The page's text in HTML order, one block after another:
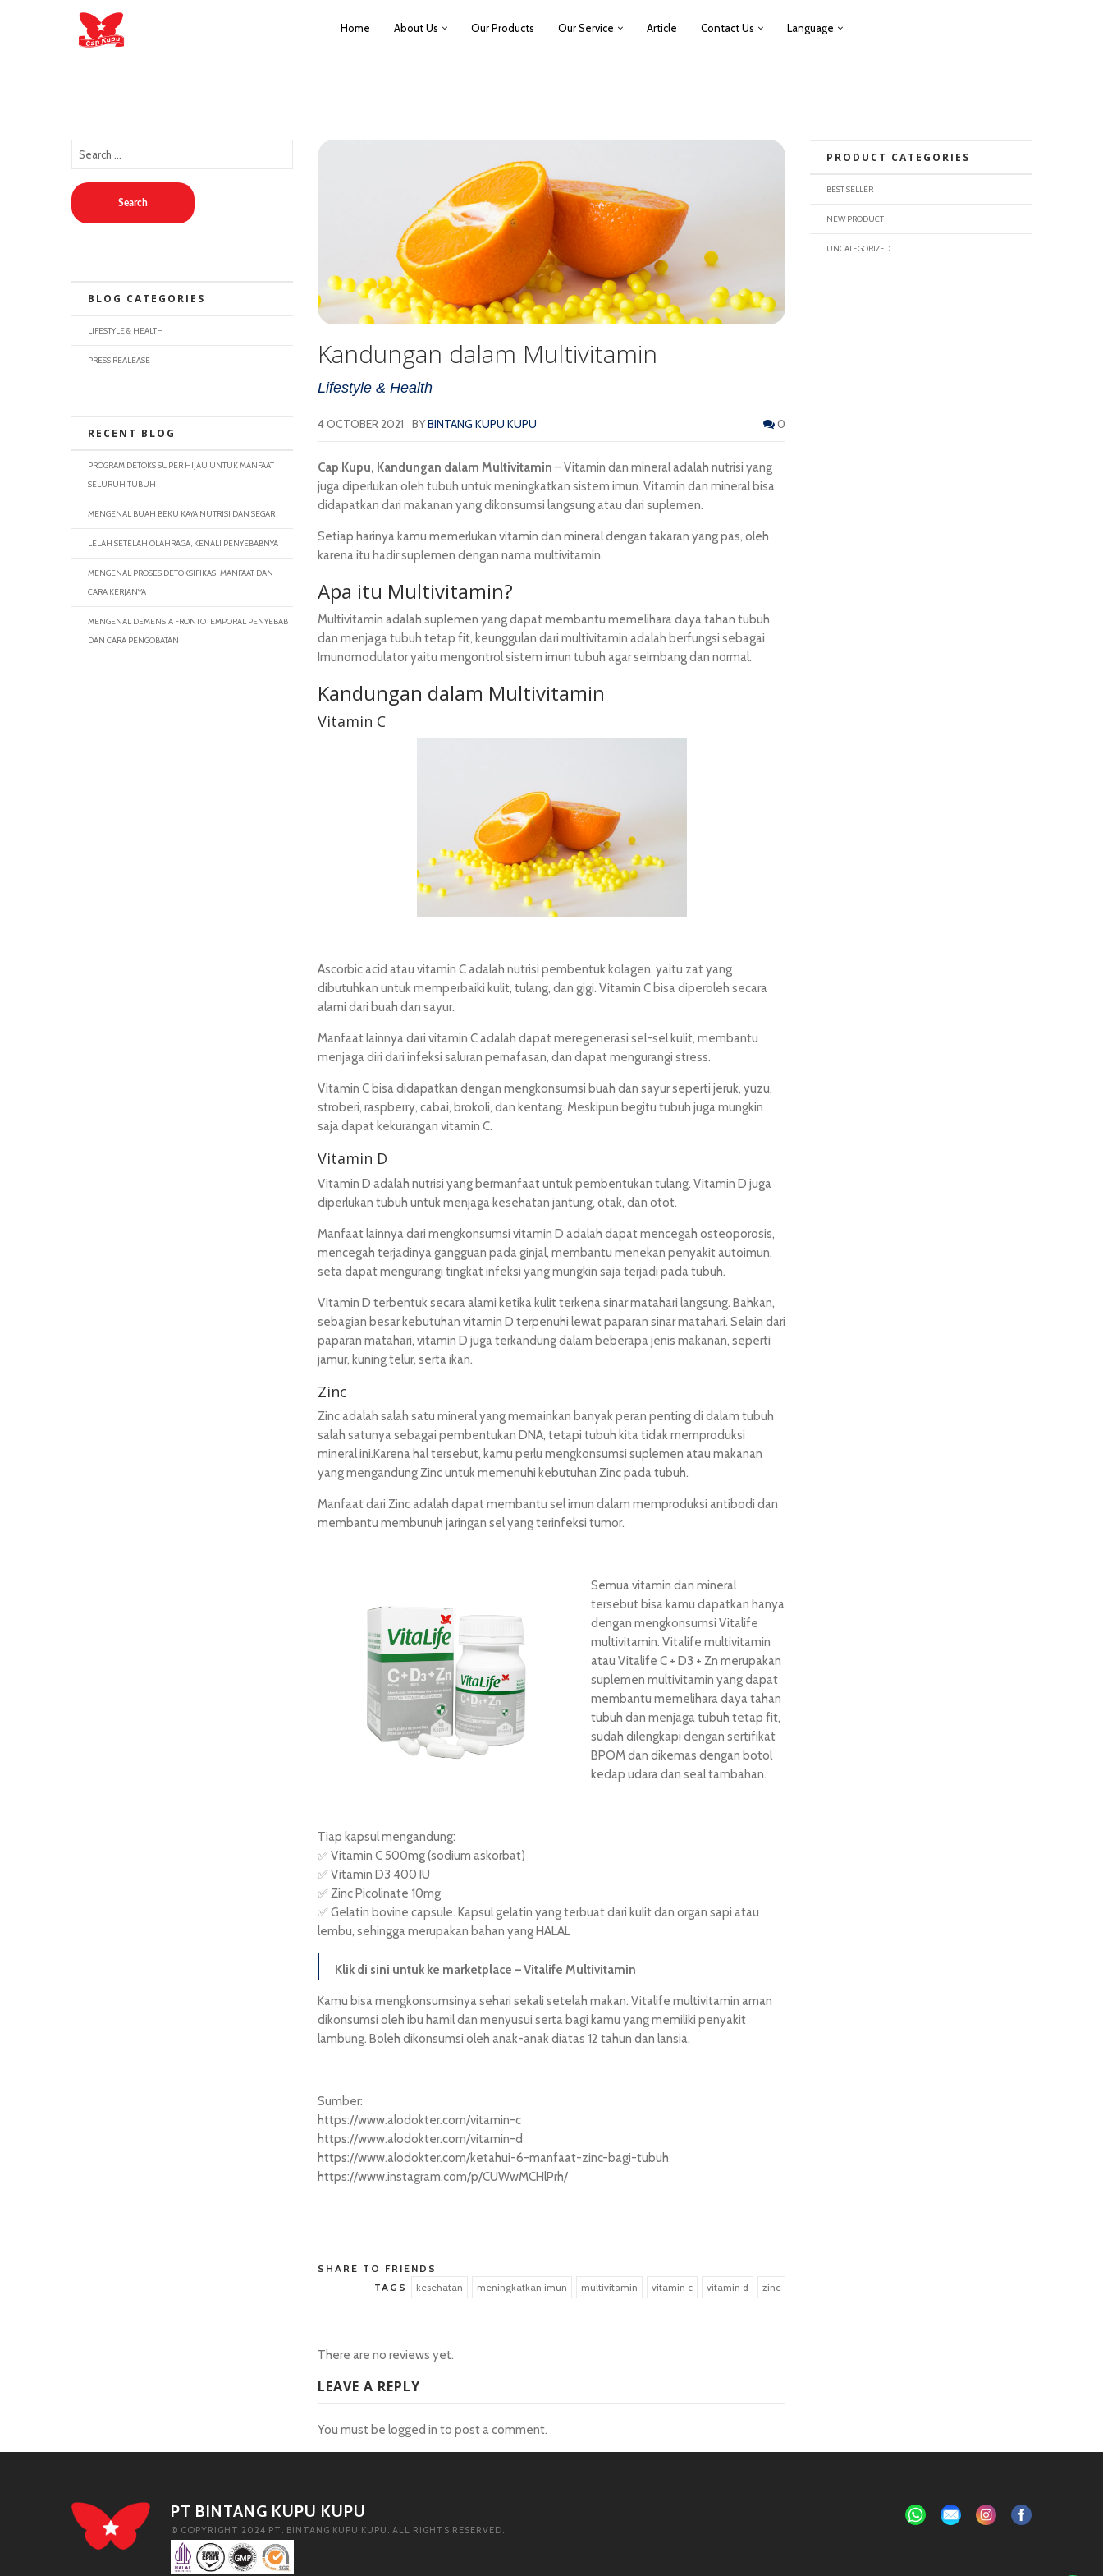
Home About Us Our Products Our Service Article Contact Us Language
Kandungan dalam Multivitamin
Lifestyle & Health
4 OCTOBER 2021 BYBINTANG KUPU KUPU 0
Cap Kupu, Kandungan dalam Multivitamin – Vitamin dan mineral adalah nutrisi yang
juga diperlukan oleh tubuh untuk meningkatkan sistem imun. Vitamin dan mineral bisa
didapatkan dari makanan yang dikonsumsi langsung atau dari suplemen.
Setiap harinya kamu memerlukan vitamin dan mineral dengan takaran yang pas, oleh
karena itu hadir suplemen dengan nama multivitamin.
Apa itu Multivitamin?
Multivitamin adalah suplemen yang dapat membantu memelihara daya tahan tubuh
dan menjaga tubuh tetap fit, keunggulan dari multivitamin adalah berfungsi sebagai
Imunomodulator yaitu mengontrol sistem imun tubuh agar seimbang dan normal.
Kandungan dalam Multivitamin
Vitamin C
Ascorbic acid atau vitamin C adalah nutrisi pembentuk kolagen, yaitu zat yang
dibutuhkan untuk memperbaiki kulit, tulang, dan gigi. Vitamin C bisa diperoleh secara
alami dari buah dan sayur.
Manfaat lainnya dari vitamin C adalah dapat meregenerasi sel-sel kulit, membantu
menjaga diri dari infeksi saluran pernafasan, dan dapat mengurangi stress.
Vitamin C bisa didapatkan dengan mengkonsumsi buah dan sayur seperti jeruk, yuzu,
stroberi, raspberry, cabai, brokoli, dan kentang. Meskipun begitu tubuh juga mungkin
saja dapat kekurangan vitamin C.
Vitamin D
Vitamin D adalah nutrisi yang bermanfaat untuk pembentukan tulang. Vitamin D juga
diperlukan tubuh untuk menjaga kesehatan jantung, otak, dan otot.
Manfaat lainnya dari mengkonsumsi vitamin D adalah dapat mencegah osteoporosis,
mencegah terjadinya gangguan pada ginjal, membantu menekan penyakit autoimun,
seta dapat mengurangi tingkat infeksi yang mungkin saja terjadi pada tubuh.
Vitamin D terbentuk secara alami ketika kulit terkena sinar matahari langsung. Bahkan,
sebagian besar kebutuhan vitamin D terpenuhi lewat paparan sinar matahari. Selain dari
paparan matahari, vitamin D juga terkandung dalam beberapa jenis makanan, seperti
jamur, kuning telur, serta ikan.
Zinc
Zinc adalah salah satu mineral yang memainkan banyak peran penting di dalam tubuh
salah satunya sebagai pembentukan DNA, tetapi tubuh kita tidak memproduksi
mineral ini.Karena hal tersebut, kamu perlu mengkonsumsi suplemen atau makanan
yang mengandung Zinc untuk memenuhi kebutuhan Zinc pada tubuh.
Manfaat dari Zinc adalah dapat membantu sel imun dalam memproduksi antibodi dan
membantu membunuh jaringan sel yang terinfeksi tumor.
Semua vitamin dan mineral
tersebut bisa kamu dapatkan hanya
dengan mengkonsumsi Vitalife
multivitamin. Vitalife multivitamin
atau Vitalife C + D3 + Zn merupakan
suplemen multivitamin yang dapat
membantu memelihara daya tahan
tubuh dan menjaga tubuh tetap fit,
sudah dilengkapi dengan sertifikat
BPOM dan dikemas dengan botol
kedap udara dan seal tambahan.
Tiap kapsul mengandung:
✅ Vitamin C 500mg (sodium askorbat)
✅ Vitamin D3 400 IU
✅ Zinc Picolinate 10mg
✅ Gelatin bovine capsule. Kapsul gelatin yang terbuat dari kulit dan organ sapi atau
lembu, sehingga merupakan bahan yang HALAL
Klik di sini untuk ke marketplace – Vitalife Multivitamin
Kamu bisa mengkonsumsinya sehari sekali setelah makan. Vitalife multivitamin aman
dikonsumsi oleh ibu hamil dan menyusui serta bagi kamu yang memiliki penyakit
lambung. Boleh dikonsumsi oleh anak-anak diatas 12 tahun dan lansia.
Sumber:
https://www.alodokter.com/vitamin-c
https://www.alodokter.com/vitamin-d
https://www.alodokter.com/ketahui-6-manfaat-zinc-bagi-tubuh
https://www.instagram.com/p/CUWwMCHlPrh/
SHARE TO FRIENDS
TAGS
kesehatan meningkatkan imun multivitamin vitamin c vitamin d zinc
There are no reviews yet.
LEAVE A REPLY
You must be logged in to post a comment.
Search
BLOG CATEGORIES
LIFESTYLE & HEALTH
PRESS REALEASE
RECENT BLOG
PROGRAM DETOKS SUPER HIJAU UNTUK MANFAAT
SELURUH TUBUH
MENGENAL BUAH BEKU KAYA NUTRISI DAN SEGAR
LELAH SETELAH OLAHRAGA, KENALI PENYEBABNYA
MENGENAL PROSES DETOKSIFIKASI MANFAAT DAN
CARA KERJANYA
MENGENAL DEMENSIA FRONTOTEMPORAL PENYEBAB
DAN CARA PENGOBATAN
PRODUCT CATEGORIES
BEST SELLER
NEW PRODUCT
UNCATEGORIZED
PT BINTANG KUPU KUPU
© COPYRIGHT 2024 PT. BINTANG KUPU KUPU. ALL RIGHTS RESERVED.